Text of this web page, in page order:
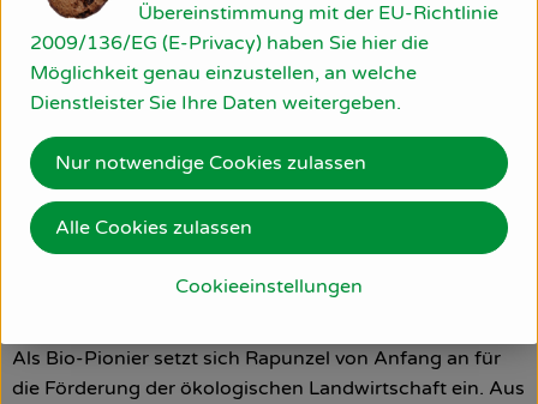
Wie schon zu Beginn liegen Rapunzel auch heute die
persönlichen Kontakte zu den Lieferanten und
langfristige Partnerschaften besonders am Herzen.
Besuche vor Ort, Beratung durch eigene Agrar-
Ingenieure und der rege Austausch miteinander sichern
die einwandfreie Qualität der Rohstoffe ab. Das schafft
Transparenz - vom Feld bis zum Teller des Verbrauchers.
Als Bio-Pionier setzt sich Rapunzel von Anfang an für
die Förderung der ökologischen Landwirtschaft ein. Aus
Übereinstimmung mit der EU-Richtlinie
2009/136/EG (E-Privacy) haben Sie hier die
Möglichkeit genau einzustellen, an welche
Dienstleister Sie Ihre Daten weitergeben.
Cookieeinstellungen
Nur notwendige Cookies zulassen
Alle Cookies zulassen